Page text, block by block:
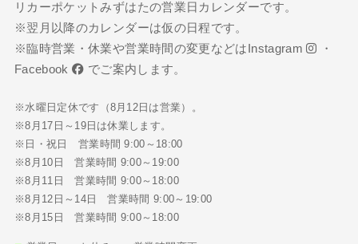
リカーポケットみずはたの営業日カレンダーです。
※翌月以降のカレンダーは仮の日程です。
※臨時営業・休業や営業時間の変更などは Instagram
・
Facebook
でご案内します。
※水曜日定休です（8月12日は営業）。
※8月17日～19日は休業します。
※日・祝日 営業時間 9:00～18:00
※8月10日 営業時間 9:00～19:00
※8月11日 営業時間 9:00～18:00
※8月12日～14日 営業時間 9:00～19:00
※8月15日 営業時間 9:00～18:00